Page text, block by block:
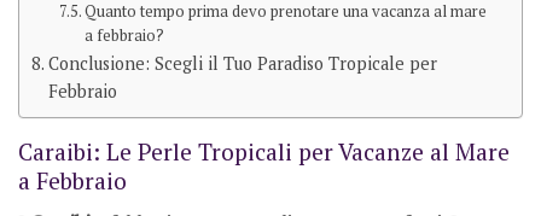
Quanto tempo prima devo prenotare una vacanza al mare
a febbraio?
Conclusione: Scegli il Tuo Paradiso Tropicale per
Febbraio
Caraibi: Le Perle Tropicali per Vacanze al Mare
a Febbraio